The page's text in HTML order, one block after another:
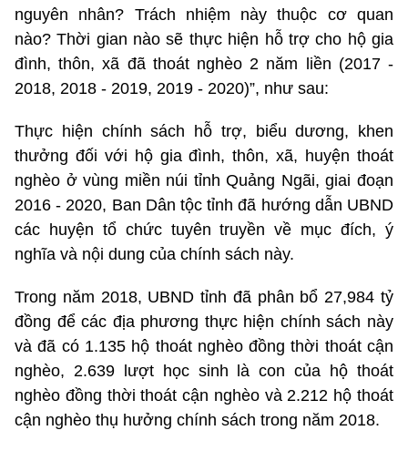
nguyên nhân? Trách nhiệm này thuộc cơ quan
nào? Thời gian nào sẽ thực hiện hỗ trợ cho hộ gia
đình, thôn, xã đã thoát nghèo 2 năm liền (2017 -
2018, 2018 - 2019, 2019 - 2020)”, như sau:
Thực hiện chính sách hỗ trợ, biểu dương, khen
thưởng đối với hộ gia đình, thôn, xã, huyện thoát
nghèo ở vùng miền núi tỉnh Quảng Ngãi, giai đoạn
2016 - 2020, Ban Dân tộc tỉnh đã hướng dẫn UBND
các huyện tổ chức tuyên truyền về mục đích, ý
nghĩa và nội dung của chính sách này.
Trong năm 2018, UBND tỉnh đã phân bổ 27,984 tỷ
đồng để các địa phương thực hiện chính sách này
và đã có 1.135 hộ thoát nghèo đồng thời thoát cận
nghèo, 2.639 lượt học sinh là con của hộ thoát
nghèo đồng thời thoát cận nghèo và 2.212 hộ thoát
cận nghèo thụ hưởng chính sách trong năm 2018.